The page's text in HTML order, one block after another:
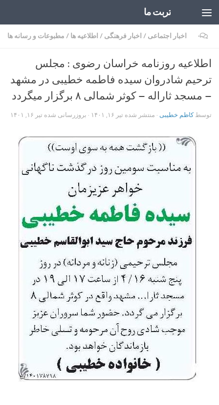
تربت ما
اخبار اجتماعی / اخبار فرهنگی / اطلاعیه ها / مطبوعات و رسانه ها ۰
اطلاعیه روزنامه خراسان رضوی : مجلس
ترحیم شادروان سیده فاطمه خطیبی در مشهد
– مسجد ثاراله – کوثر شمالی ۸ برگزار میگردد
توسطکاظم خطیبی · منتشر شده تیر ۱۶, ۱۴۰۱ · بروزرسانی شده تیر ۱۶, ۱۴۰۱